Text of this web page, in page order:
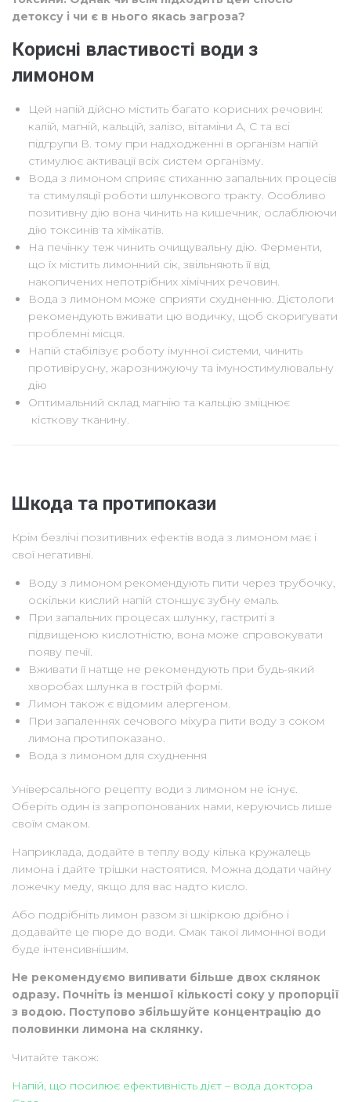
детоксу і чи є в нього якась загроза?
Корисні властивості води з
лимоном
Цей напій дійсно містить багато корисних речовин:
калій, магній, кальцій, залізо, вітаміни А, С та всі
підгрупи В. тому при надходженні в організм напій
стимулює активації всіх систем організму.
Вода з лимоном сприяє стиханню запальних процесів
та стимуляції роботи шлункового тракту. Особливо
позитивну дію вона чинить на кишечник, ослаблюючи
дію токсинів та хімікатів.
На печінку теж чинить очищувальну дію. Ферменти,
що їх містить лимонний сік, звільняють її від
накопичених непотрібних хімічних речовин.
Вода з лимоном може сприяти схудненню. Дієтологи
рекомендують вживати цю водичку, щоб скоригувати
проблемні місця.
Напій стабілізує роботу імунної системи, чинить
противірусну, жарознижуючу та імуностимулювальну
дію
Оптимальний склад магнію та кальцію зміцнює
кісткову тканину.
Шкода та протипокази
Крім безлічі позитивних ефектів вода з лимоном має і
свої негативні.
Воду з лимоном рекомендують пити через трубочку,
оскільки кислий напій стоншує зубну емаль.
При запальних процесах шлунку, гастриті з
підвищеною кислотністю, вона може спровокувати
появу печії.
Вживати її натще не рекомендують при будь-який
хворобах шлунка в гострій формі.
Лимон також є відомим алергеном.
При запаленнях сечового міхура пити воду з соком
лимона протипоказано.
Вода з лимоном для схуднення
Універсального рецепту води з лимоном не існує.
Оберіть один із запропонованих нами, керуючись лише
своїм смаком.
Наприклада, додайте в теплу воду кілька кружалець
лимона і дайте трішки настоятися. Можна додати чайну
ложечку меду, якщо для вас надто кисло.
Або подрібніть лимон разом зі шкіркою дрібно і
додавайте це пюре до води. Смак такої лимонної води
буде інтенсивнішим.
Не рекомендуємо випивати більше двох склянок
одразу. Почніть із меншої кількості соку у пропорції
з водою. Поступово збільшуйте концентрацію до
половинки лимона на склянку.
Читайте також:
Напій, що посилює ефективність дієт – вода доктора